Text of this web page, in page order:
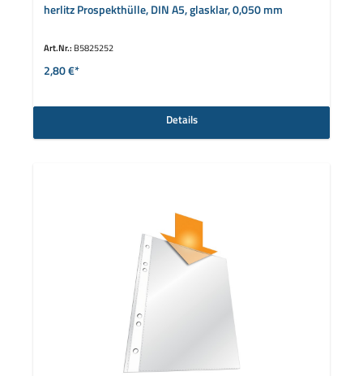
herlitz Prospekthülle, DIN A5, glasklar, 0,050 mm
Art.Nr.: B5825252
2,80 €*
Details